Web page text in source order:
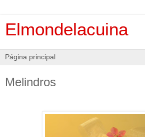
Elmondelacuina
Melindros